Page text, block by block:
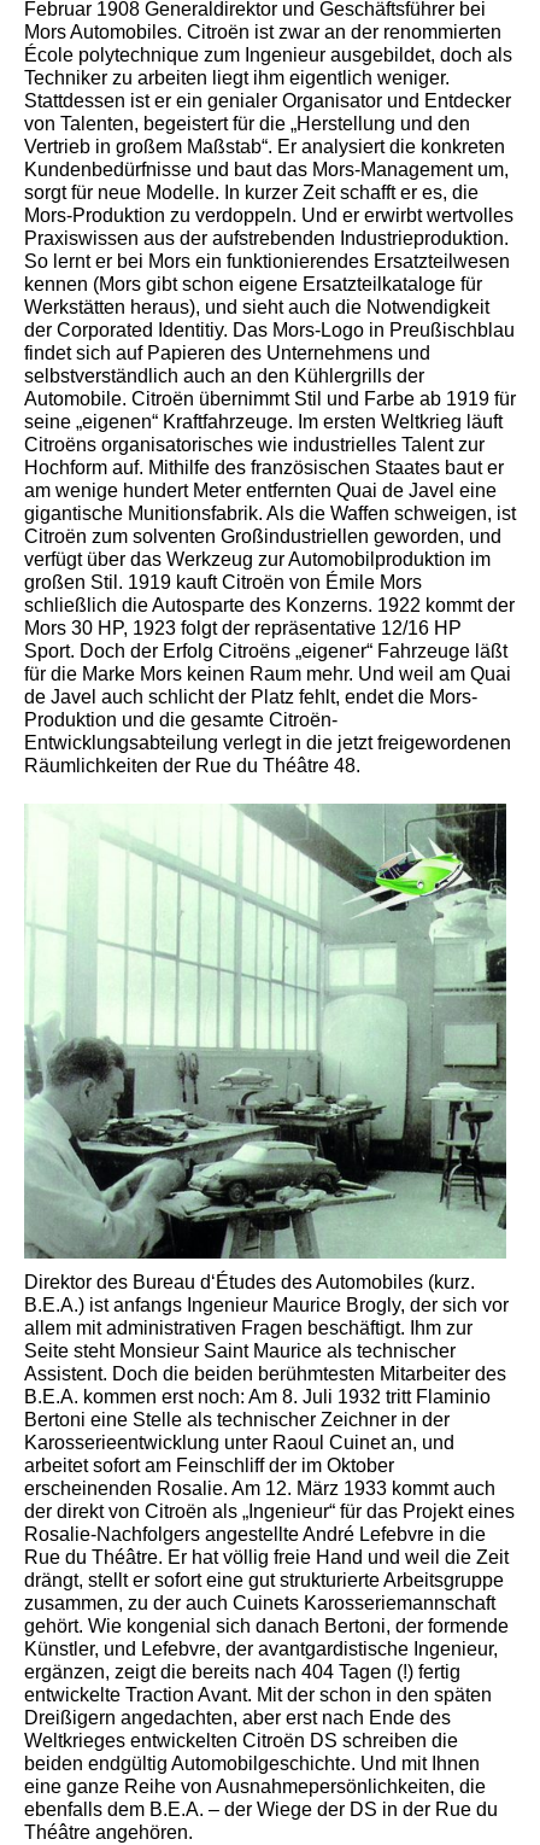
Februar 1908 Generaldirektor und Geschäftsführer bei
Mors Automobiles. Citroën ist zwar an der renommierten
École polytechnique zum Ingenieur ausgebildet, doch als
Techniker zu arbeiten liegt ihm eigentlich weniger.
Stattdessen ist er ein genialer Organisator und Entdecker
von Talenten, begeistert für die „Herstellung und den
Vertrieb in großem Maßstab“. Er analysiert die konkreten
Kundenbedürfnisse und baut das Mors-Management um,
sorgt für neue Modelle. In kurzer Zeit schafft er es, die
Mors-Produktion zu verdoppeln. Und er erwirbt wertvolles
Praxiswissen aus der aufstrebenden Industrieproduktion.
So lernt er bei Mors ein funktionierendes Ersatzteilwesen
kennen (Mors gibt schon eigene Ersatzteilkataloge für
Werkstätten heraus), und sieht auch die Notwendigkeit
der Corporated Identitiy. Das Mors-Logo in Preußischblau
findet sich auf Papieren des Unternehmens und
selbstverständlich auch an den Kühlergrills der
Automobile. Citroën übernimmt Stil und Farbe ab 1919 für
seine „eigenen“ Kraftfahrzeuge. Im ersten Weltkrieg läuft
Citroëns organisatorisches wie industrielles Talent zur
Hochform auf. Mithilfe des französischen Staates baut er
am wenige hundert Meter entfernten Quai de Javel eine
gigantische Munitionsfabrik. Als die Waffen schweigen, ist
Citroën zum solventen Großindustriellen geworden, und
verfügt über das Werkzeug zur Automobilproduktion im
großen Stil. 1919 kauft Citroën von Émile Mors
schließlich die Autosparte des Konzerns. 1922 kommt der
Mors 30 HP, 1923 folgt der repräsentative 12/16 HP
Sport. Doch der Erfolg Citroëns „eigener“ Fahrzeuge läßt
für die Marke Mors keinen Raum mehr. Und weil am Quai
de Javel auch schlicht der Platz fehlt, endet die Mors-
Produktion und die gesamte Citroën-
Entwicklungsabteilung verlegt in die jetzt freigewordenen
Räumlichkeiten der Rue du Théâtre 48.
Direktor des Bureau d‘Études des Automobiles (kurz.
B.E.A.) ist anfangs Ingenieur Maurice Brogly, der sich vor
allem mit administrativen Fragen beschäftigt. Ihm zur
Seite steht Monsieur Saint Maurice als technischer
Assistent. Doch die beiden berühmtesten Mitarbeiter des
B.E.A. kommen erst noch: Am 8. Juli 1932 tritt Flaminio
Bertoni eine Stelle als technischer Zeichner in der
Karosserieentwicklung unter Raoul Cuinet an, und
arbeitet sofort am Feinschliff der im Oktober
erscheinenden Rosalie. Am 12. März 1933 kommt auch
der direkt von Citroën als „Ingenieur“ für das Projekt eines
Rosalie-Nachfolgers angestellte André Lefebvre in die
Rue du Théâtre. Er hat völlig freie Hand und weil die Zeit
drängt, stellt er sofort eine gut strukturierte Arbeitsgruppe
zusammen, zu der auch Cuinets Karosseriemannschaft
gehört. Wie kongenial sich danach Bertoni, der formende
Künstler, und Lefebvre, der avantgardistische Ingenieur,
ergänzen, zeigt die bereits nach 404 Tagen (!) fertig
entwickelte Traction Avant. Mit der schon in den späten
Dreißigern angedachten, aber erst nach Ende des
Weltkrieges entwickelten Citroën DS schreiben die
beiden endgültig Automobilgeschichte. Und mit Ihnen
eine ganze Reihe von Ausnahmepersönlichkeiten, die
ebenfalls dem B.E.A. – der Wiege der DS in der Rue du
Théâtre angehören.